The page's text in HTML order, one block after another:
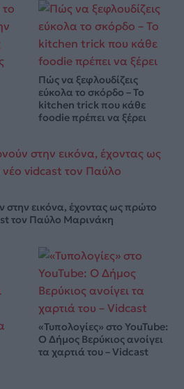
Πώς να ξεφλουδίζεις
εύκολα το σκόρδο – Το
kitchen trick που κάθε
foodie πρέπει να ξέρει
στην εικόνα, έχοντας ως πρώτο
τον Παύλο Μαρινάκη
«Τυπολογίες» στο YouTube:
Ο Δήμος Βερύκιος ανοίγει
τα χαρτιά του – Vidcast